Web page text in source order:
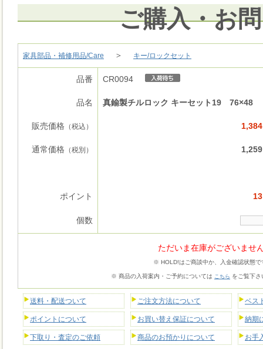
ご購入・お
家具部品・補修用品/Care ＞ キー/ロックセット
品番 CR0094
品名 真鍮製チルロック キーセット19 76×48
販売価格 （税込）
通常価格 （税別）
ポイント
個数
ただいま在庫がございませ
※ HOLD!はご商談中か、入金確認状態で
※ 商品の入荷案内・ご予約については こちら をご覧下さ
送料・配送ついて ご注文方法について ベス
ポイントについて お買い替え保証について 納期
下取り・査定のご依頼 商品のお預かりについて お手